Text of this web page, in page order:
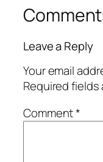
Leave a Reply
Your email
Required
Comment*